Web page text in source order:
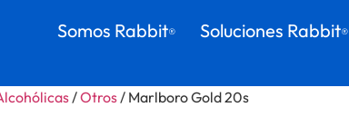
Somos Rabbit® Soluciones Rabbit®
/Otros/ Marlboro Gold 20s